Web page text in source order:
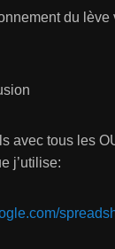
du lève
avec tous les
j’utilise: